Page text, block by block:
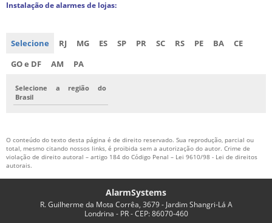
Instalação de alarmes de lojas:
Selecione RJ MG ES SP PR SC RS PE BA
CE
GO e DF
AM PA
Selecione a região do
Brasil
O conteúdo do texto desta página é de direito reservado. Sua reprodução, parcial ou
total, mesmo citando nossos links, é proibida sem a autorização do autor. Crime de
violação de direito autoral – artigo 184 do Código Penal – Lei 9610/98 - Lei de direitos
autorais.
AlarmSystems
R. Guilherme da Mota Corrêa, 3679 - Jardim Shangri-Lá A
Londrina - PR - CEP: 86070-460